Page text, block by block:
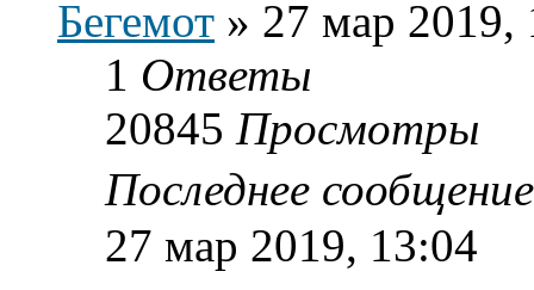
Бегемот » 27 мар 2019,
1 Ответы
20845 Просмотры
Последнее
27 мар 2019, 13:04